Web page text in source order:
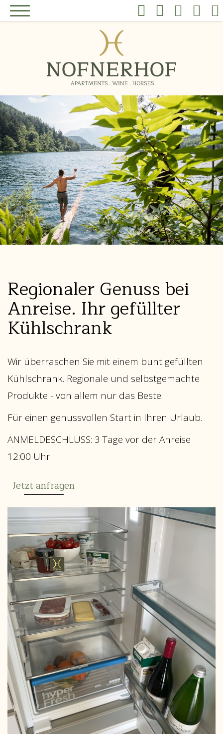
Regionaler Genuss bei
Anreise. Ihr gefüllter
Kühlschrank
Wir überraschen Sie mit einem bunt gefüllten
Kühlschrank. Regionale und selbstgemachte
Produkte - von allem nur das Beste.
Für einen genussvollen Start in Ihren Urlaub.
ANMELDESCHLUSS: 3 Tage vor der Anreise
12:00 Uhr
Jetzt anfragen